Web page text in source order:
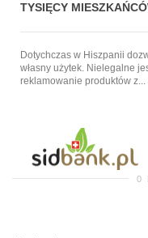
TYSIĘCY
Dotychczas w Hiszpanii
własny użytek. Nielegalne
reklamowanie produktów z...
0